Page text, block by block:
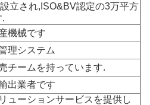
立され,ISO&BV認定の3万平方
.
機械です
理システム
チームを持っています.
出業者です
ューションサービスを提供し